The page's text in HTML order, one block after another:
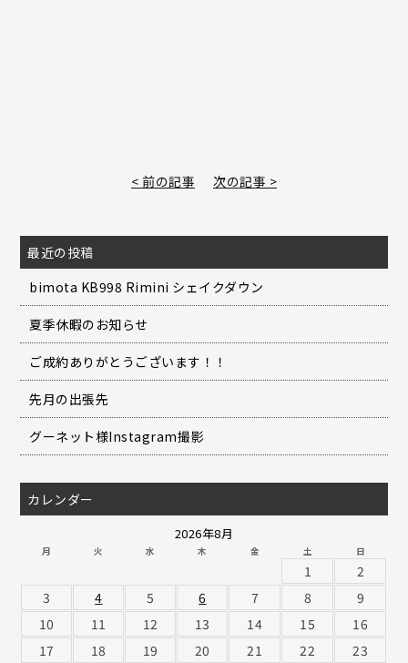
< 前の記事 次の記事 >
最近の投稿
bimota KB998 Rimini シェイクダウン
夏季休暇のお知らせ
ご成約ありがとうございます！！
先月の出張先
グーネット様Instagram撮影
カレンダー
2026年8月
月 火 水 木 金 土 日
1
2
3
4 5 6 7 8
9
10
11 12 13 14 15
16
17
18 19 20 21 22 23